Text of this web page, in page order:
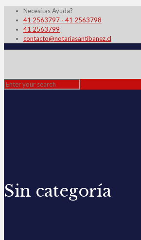
Necesitas Ayuda?
41 2563797 - 41 2563798
41 2563799
contacto@notariasantibanez.cl
Sin categoría